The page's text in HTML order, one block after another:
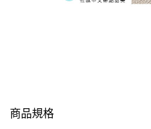
商品規格